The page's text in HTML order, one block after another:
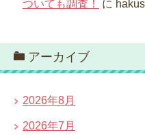
ついても調査！
に
アーカイブ
2026年8月
2026年7月